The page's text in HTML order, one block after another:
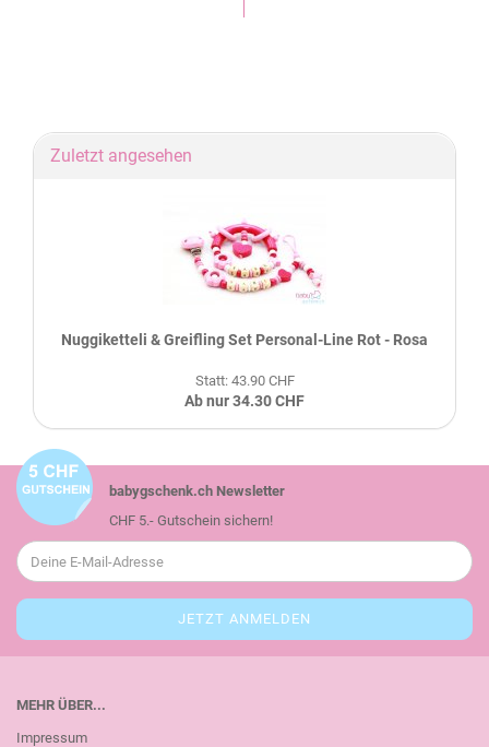
Zuletzt angesehen
Nuggiketteli & Greifling Set Personal-Line Rot - Rosa
Statt: 43.90 CHF
Ab nur 34.30 CHF
babygschenk.ch Newsletter
CHF 5.- Gutschein sichern!
MEHR ÜBER...
Impressum